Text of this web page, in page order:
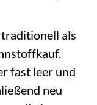
als
fast leer und
neu